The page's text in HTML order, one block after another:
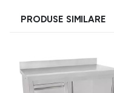
PRODUSE SIMILARE